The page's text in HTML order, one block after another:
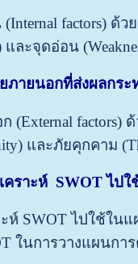
factors) ด้วย
ละจุดอ่อน
ภายนอกที่ส่งผลกระ
factors) ด้
และภัยคุกคาม
คราะห์SWOT ไปใ
ห์ SWOT ไปใช้ใน
ในการวางแผนกา